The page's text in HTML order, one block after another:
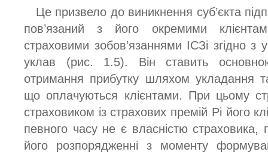
Це призвело до виникнення суб’єкта
пов’язаний з його окремими
страховими зобов’язаннями ІСЗі згідно з
уклав (рис. 1.5). Він ставить
отримання прибутку шляхом укладання
що оплачуються клієнтами. При цьому
страховиком із страхових премій Pі його
певного часу не є власністю страховика,
його розпорядженні з моменту